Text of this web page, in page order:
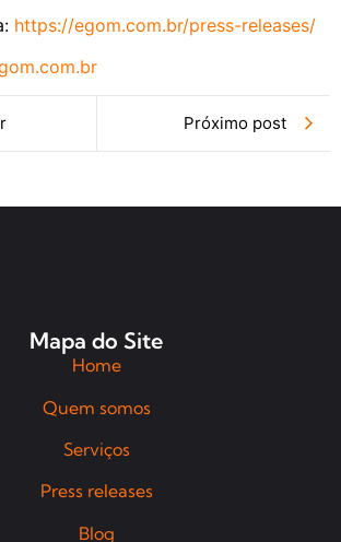
https://egom.com.br/press-releases/
Próximo post
Mapa do Site
Home
Quem somos
Serviços
Press releases
Blog